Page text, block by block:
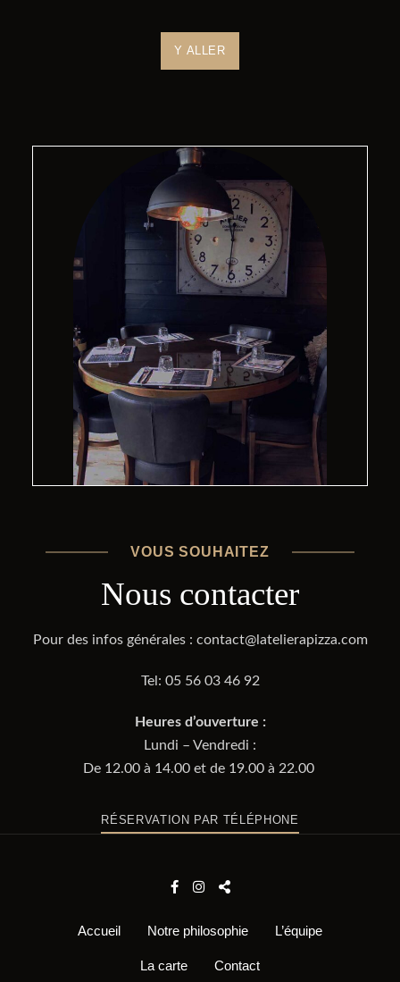
Y ALLER
VOUS SOUHAITEZ
Nous contacter
Pour des infos générales : contact@latelierapizza.com
Tel: 05 56 03 46 92
Heures d’ouverture :
Lundi – Vendredi :
De 12.00 à 14.00 et de 19.00 à 22.00
RÉSERVATION PAR TÉLÉPHONE
Accueil Notre philosophie L’équipe
La carte Contact